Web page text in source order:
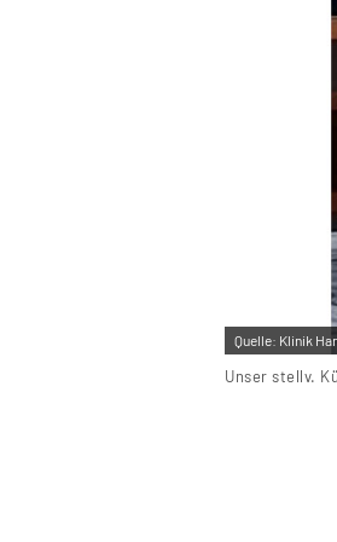
Quelle: Klinik
Unser stellv.